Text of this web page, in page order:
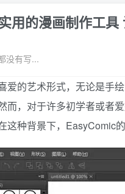
用的漫画制作工具
没有写...
爱的艺术形式，无论是手
而，对于许多初学者或者
这种背景下，EasyComic